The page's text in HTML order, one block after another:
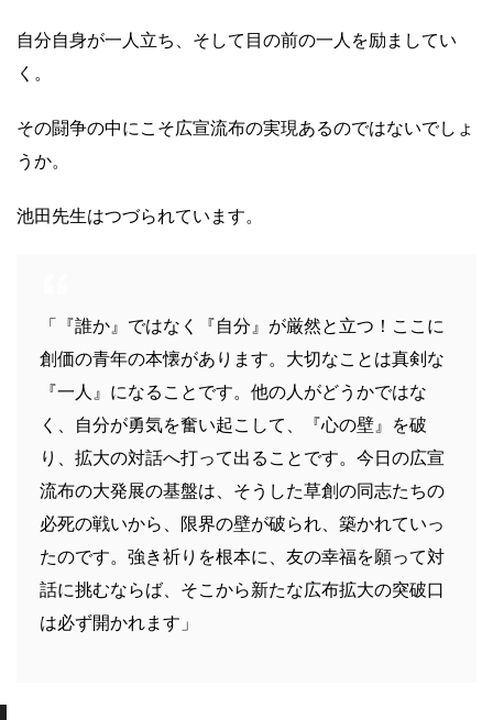
自分自身が一人立ち、そして目の前の一人を励ましてい
く。
その闘争の中にこそ広宣流布の実現あるのではないでしょ
うか。
池田先生はつづられています。
「『誰か』ではなく『自分』が厳然と立つ！ここに
創価の青年の本懐があります。大切なことは真剣な
『一人』になることです。他の人がどうかではな
く、自分が勇気を奮い起こして、『心の壁』を破
り、拡大の対話へ打って出ることです。今日の広宣
流布の大発展の基盤は、そうした草創の同志たちの
必死の戦いから、限界の壁が破られ、築かれていっ
たのです。強き祈りを根本に、友の幸福を願って対
話に挑むならば、そこから新たな広布拡大の突破口
は必ず開かれます」